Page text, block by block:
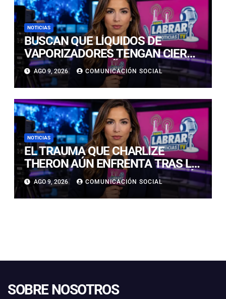
NOTICIAS
BUSCAN QUE LÍQUIDOS DE
VAPORIZADORES TENGAN CIERRE
SEGURO PARA NIÑOS:
INTOXICACIONES SUBIERON UN
400%
AGO 9, 2026 COMUNICACIÓN SOCIAL
NOTICIAS
EL TRAUMA QUE CHARLIZE
THERON AÚN ENFRENTA TRAS LA
NOCHE EN QUE SU MADRE MATÓ
A SU PADRE
AGO 9, 2026 COMUNICACIÓN SOCIAL
SOBRE NOSOTROS